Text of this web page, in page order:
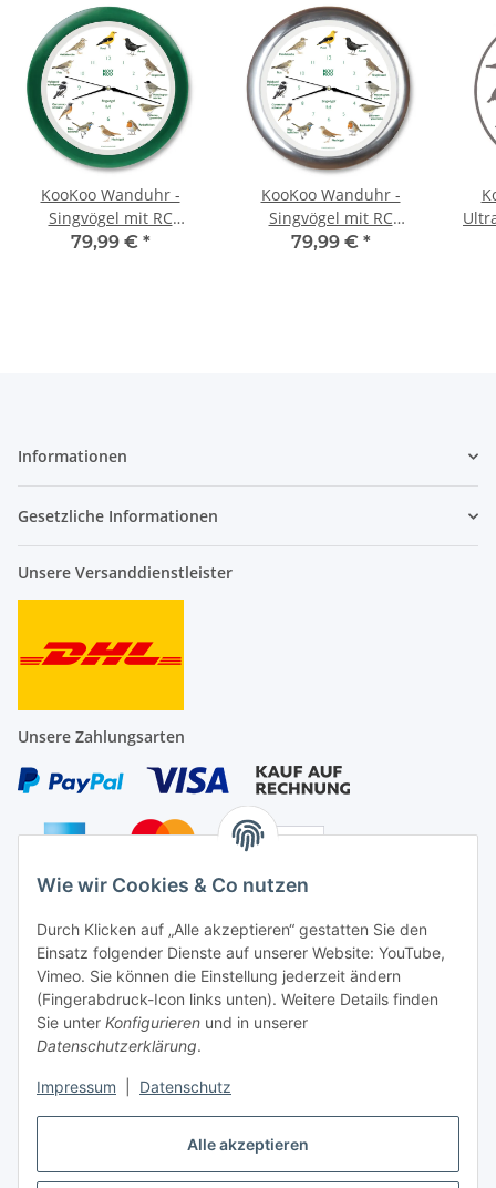
Alle akzeptieren
Wie wir Cookies & Co nutzen
Durch Klicken auf „Alle akzeptieren“ gestatten Sie den
Einsatz folgender Dienste auf unserer Website: YouTube,
Vimeo. Sie können die Einstellung jederzeit ändern
(Fingerabdruck-Icon links unten). Weitere Details finden
Sie unter Konfigurieren und in unserer
Datenschutzerklärung.
Impressum Datenschutz
KooKoo Wanduhr -
Singvögel mit RC
Funkquarzwerk - 34cm,
79,99 € *
KooKoo Wanduhr -
Singvögel mit RC
Funkquarzwerk - 34cm,
79,99 € *
Informationen
Gesetzliche Informationen
Unsere Versanddienstleister
Unsere Zahlungsarten
Ein Partnershop der
Vertrag widerrufen